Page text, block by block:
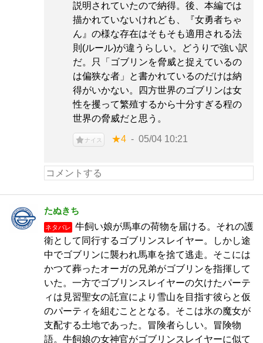
説明されていたので納得。後、本編では
描かれていないけれども、『女勇者ちゃ
ん』の様な存在はそもそも適用される法
則(ルール)が違うらしい。どうりで強い訳
だ。只「ゴブリンを脅威と捉えているの
は偏狭な者」と書かれているのだけは納
得がいかない。四方世界のゴブリンは女
性を攫って繁殖するから十分すぎる程の
世界の脅威だと思う。
ナイス ★4 05/04 10:21
たぬきち
ネタバレ
牛飼い娘が馬車の荷物を届ける。それの護
衛として同行するゴブリンスレイヤー。しかし途
中でゴブリンに襲われ馬車を捨て逃走。そこには
かつて葬ったオーガの兄弟がゴブリンを指揮して
いた。一方でゴブリンスレイヤーの欠けたパーテ
ィは見習聖女の託宣により雪山を目指す彼らと仮
のパーティを組むこととなる。そこは氷の魔女が
支配する土地であった。冒険者らしい。冒険物
語。牛飼娘の女神官がゴブリンスレイヤーに似て